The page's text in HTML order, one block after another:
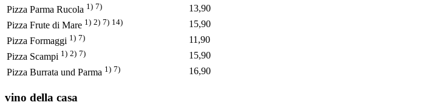
Pizza Parma Rucola 1) 7)
13,90
Pizza Frute di Mare 1) 2) 7) 14)
15,90
Pizza Formaggi 1) 7)
11,90
Pizza Scampi 1) 2) 7)
15,90
Pizza Burrata und Parma 1) 7) 16,90
vino della casa